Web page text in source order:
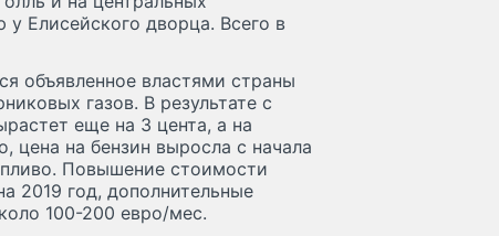
Елисейского дворца. Всего в
объявленное властями страны
газов. В результате с
еще на 3 цента, а на
цена на бензин выросла с начала
Повышение стоимости
2019 год, дополнительные
100-200 евро/мес.